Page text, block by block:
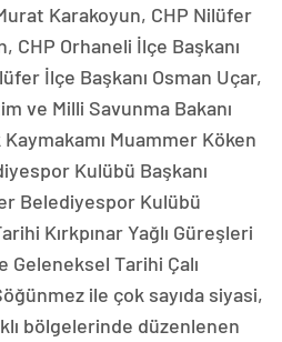
Karakoyun, CHP Nilüfer
CHP Orhaneli İlçe Başkanı
İlçe Başkanı Osman Uçar,
ve Milli Savunma Bakanı
Muammer Köken
Kulübü Başkanı
Belediyespor Kulübü
Kırkpınar Yağlı Güreşleri
Geleneksel Tarihi Çalı
ile çok sayıda siyasi,
bölgelerinde düzenlenen